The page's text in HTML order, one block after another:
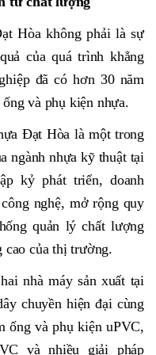
Hòa không phải là sự
của quá trình khẳng
đã có hơn 30 năm
và phụ kiện nhựa.
Đạt Hòa là một trong
ngành nhựa kỹ thuật tại
kỷ phát triển, doanh
nghệ, mở rộng quy
quản lý chất lượng
cao của thị trường.
nhà máy sản xuất tại
chuyền hiện đại cùng
ống và phụ kiện uPVC,
và nhiều giải pháp